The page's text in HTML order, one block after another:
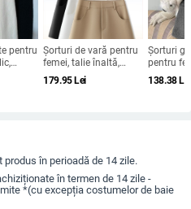
pentru Șorturi de vară pentru
femei, talie înaltă,
croială A-line, în stil
costum, lungime trei
179.95Lei
Șorturi
pentru
înaltă,
casual,
138.38Lei
în perioadă de 14 zile.
în termen de 14 zile -
*(cu excepția costumelor de baie